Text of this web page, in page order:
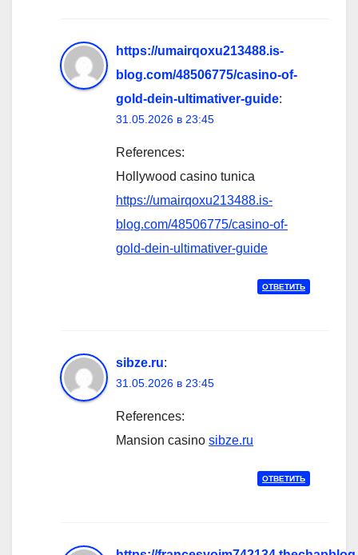
https://umairqoxu213488.is-
blog.com/48506775/casino-of-
gold-dein-ultimativer-guide:
31.05.2026 в 23:45
References:
Hollywood casino tunica
https://umairqoxu213488.is-
blog.com/48506775/casino-of-
gold-dein-ultimativer-guide
ОТВЕТИТЬ
sibze.ru:
31.05.2026 в 23:45
References:
Mansion casino sibze.ru
ОТВЕТИТЬ